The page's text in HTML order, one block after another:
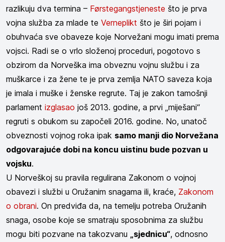
razlikuju dva termina – Førstegangstjeneste što je prva
vojna služba za mlade te Verneplikt što je širi pojam i
obuhvaća sve obaveze koje Norvežani mogu imati prema
vojsci. Radi se o vrlo složenoj proceduri, pogotovo s
obzirom da Norveška ima obveznu vojnu službu i za
muškarce i za žene te je prva zemlja NATO saveza koja
je imala i muške i ženske regrute. Taj je zakon tamošnji
parlament izglasao još 2013. godine, a prvi „miješani“
regruti s obukom su započeli 2016. godine. No, unatoč
obveznosti vojnog roka ipak samo manji dio Norvežana
odgovarajuće dobi na koncu uistinu bude pozvan u
vojsku.
U Norveškoj su pravila regulirana Zakonom o vojnoj
obavezi i službi u Oružanim snagama ili, kraće, Zakonom
o obrani. On predviđa da, na temelju potreba Oružanih
snaga, osobe koje se smatraju sposobnima za službu
mogu biti pozvane na takozvanu
„sjednicu“, odnosno